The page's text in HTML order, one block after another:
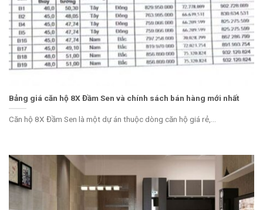
Bảng giá căn hộ 8X Đầm Sen và chính sách bán hàng mới nhất
Căn hộ 8X Đầm Sen là một dự án thuộc dòng căn hộ giá rẻ,...